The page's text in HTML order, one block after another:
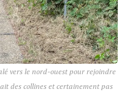
vers le nord-ouest pour rejoindre
des collines et certainement pas